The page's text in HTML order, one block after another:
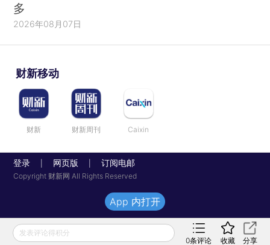
多
2026年08月07日
财新移动
财新 财新周刊 Caixin
登录 网页版 订阅电邮
Copyright 财新网 All Rights Reserved
发表评论得积分
0条评论 收藏 分享
App 内打开